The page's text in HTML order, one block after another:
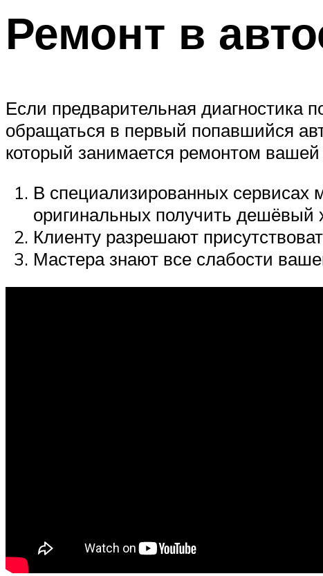
Ремонт в
Если предварительная диагностика
обращаться в первый попавшийся
который занимается ремонтом
В специализированных сервисах
оригинальных получить дешёвый
Клиенту разрешают
Мастера знают все слабости